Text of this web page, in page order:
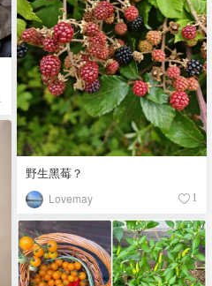
野生黑莓？
Lovemay 1